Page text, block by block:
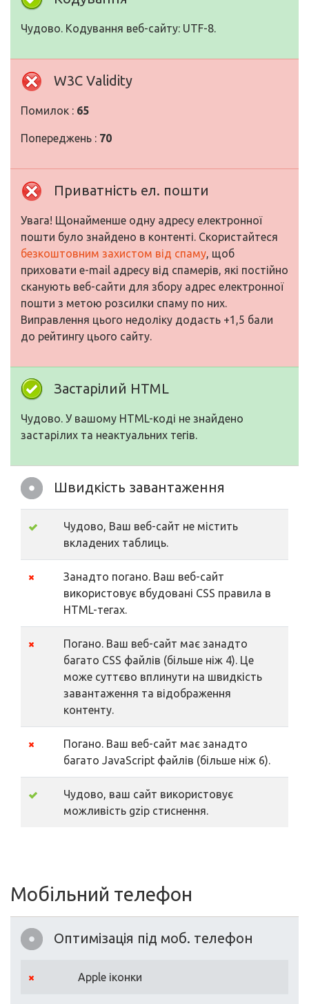
Чудово. Кодування веб-сайту: UTF-8.
W3C Validity
Помилок : 65
Попереджень : 70
Приватність ел. пошти
Увага! Щонайменше одну адресу електронної
пошти було знайдено в контенті. Скористайтеся
безкоштовним захистом від спаму, щоб
приховати e-mail адресу від спамерів, які постійно
сканують веб-сайти для збору адрес електронної
пошти з метою розсилки спаму по них.
Виправлення цього недоліку додасть +1,5 бали
до рейтингу цього сайту.
Застарілий HTML
Чудово. У вашому HTML-коді не знайдено
застарілих та неактуальних тегів.
Швидкість завантаження
Чудово, Ваш веб-сайт не містить
вкладених таблиць.
Занадто погано. Ваш веб-сайт
використовує вбудовані CSS правила в
HTML-тегах.
Погано. Ваш веб-сайт має занадто
багато CSS файлів (більше ніж 4). Це
може суттєво вплинути на швидкість
завантаження та відображення
контенту.
Погано. Ваш веб-сайт має занадто
багато JavaScript файлів (більше ніж 6).
Чудово, ваш сайт використовує
можливість gzip стиснення.
Мобільний телефон
Оптимізація під моб. телефон
Apple іконки